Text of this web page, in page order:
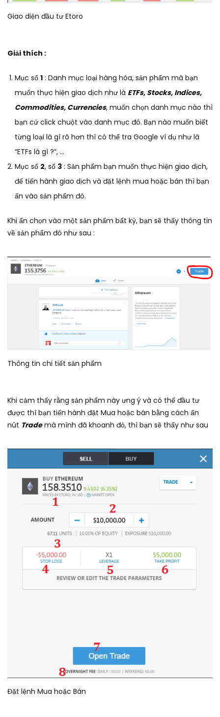
Giao diện đầu tư Etoro
Giải thích :
Mục số 1 : Danh mục loại hàng hóa, sản phẩm mà bạn
muốn thực hiện giao dịch như là ETFs, Stocks, Indices,
Commodities, Currencies, muốn chọn danh mục nào thì
bạn cứ click chuột vào danh mục đó. Bạn nào muốn biết
từng loại là gì rõ hơn thì có thể tra Google ví dụ như là
“ETFs là gì ?”, …
Mục số 2, số 3 : Sản phẩm bạn muốn thực hiện giao dịch,
để tiến hành giao dịch và đặt lệnh mua hoặc bán thì bạn
ấn vào sản phẩm đó.
Khi ấn chọn vào một sản phẩm bất kỳ, bạn sẽ thấy thông tin
về sản phẩm đó như sau :
Thông tin chi tiết sản phẩm
Khi cảm thấy rằng sản phẩm này ưng ý và có thể đầu tư
được thì bạn tiến hành đặt Mua hoặc bán bằng cách ấn
nút Trade mà mình đã khoanh đỏ, thì bạn sẽ thấy như sau
Đặt lệnh Mua hoặc Bán